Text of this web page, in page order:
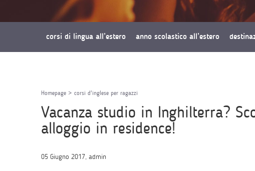
corsi di lingua all’estero anno scolastico all’estero
Homepage > corsi d'inglese per ragazzi
Vacanza studio in Inghilterra?
alloggio in residence!
05 Giugno 2017, admin